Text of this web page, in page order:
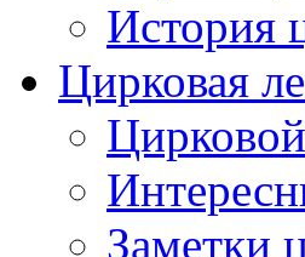
История
Цирковая
Заметки